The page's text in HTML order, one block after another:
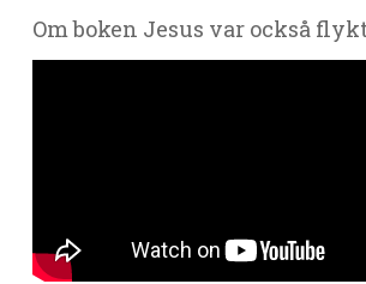
Om boken Jesus var också